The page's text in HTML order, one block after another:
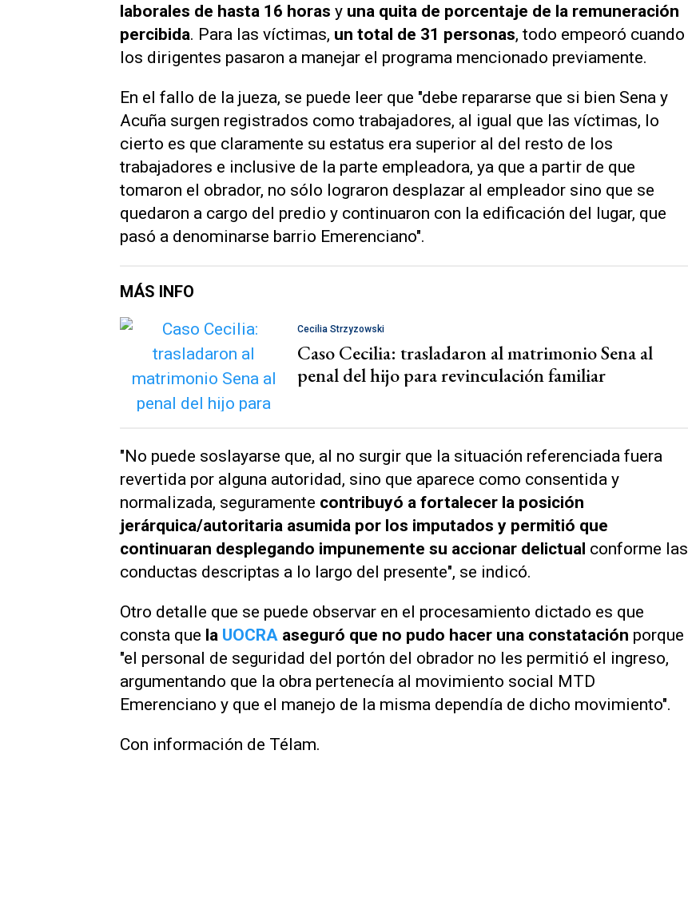
laborales de hasta 16 horas y una quita de porcentaje de la remuneración
percibida. Para las víctimas, un total de 31 personas, todo empeoró cuando
los dirigentes pasaron a manejar el programa mencionado previamente.
En el fallo de la jueza, se puede leer que "debe repararse que si bien Sena y
Acuña surgen registrados como trabajadores, al igual que las víctimas, lo
cierto es que claramente su estatus era superior al del resto de los
trabajadores e inclusive de la parte empleadora, ya que a partir de que
tomaron el obrador, no sólo lograron desplazar al empleador sino que se
quedaron a cargo del predio y continuaron con la edificación del lugar, que
pasó a denominarse barrio Emerenciano".
MÁS INFO
Cecilia Strzyzowski
Caso Cecilia: trasladaron al matrimonio Sena al
penal del hijo para revinculación familiar
"No puede soslayarse que, al no surgir que la situación referenciada fuera
revertida por alguna autoridad, sino que aparece como consentida y
normalizada, seguramente contribuyó a fortalecer la posición
jerárquica/autoritaria asumida por los imputados y permitió que
continuaran desplegando impunemente su accionar delictual conforme las
conductas descriptas a lo largo del presente", se indicó.
Otro detalle que se puede observar en el procesamiento dictado es que
consta que la UOCRA aseguró que no pudo hacer una constatación porque
"el personal de seguridad del portón del obrador no les permitió el ingreso,
argumentando que la obra pertenecía al movimiento social MTD
Emerenciano y que el manejo de la misma dependía de dicho movimiento".
Con información de Télam.